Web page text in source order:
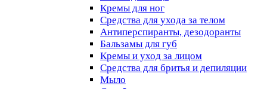
Кремы для ног
Средства для ухода за телом
Антиперспиранты, дезодоранты
Бальзамы для губ
Кремы и уход за лицом
Средства для бритья и депиляции
Мыло